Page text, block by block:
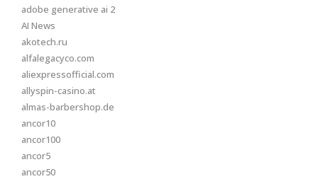
adobe generative ai 2
AI News
akotech.ru
alfalegacyco.com
aliexpressofficial.com
allyspin-casino.at
almas-barbershop.de
ancor10
ancor100
ancor5
ancor50